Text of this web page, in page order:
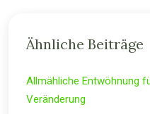
Ähnliche Beiträge
Allmähliche Entwöhnung
Veränderung